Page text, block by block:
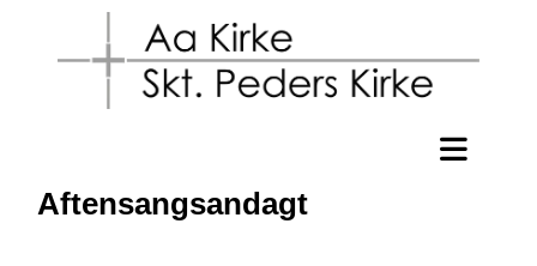
Aftensangsandagt